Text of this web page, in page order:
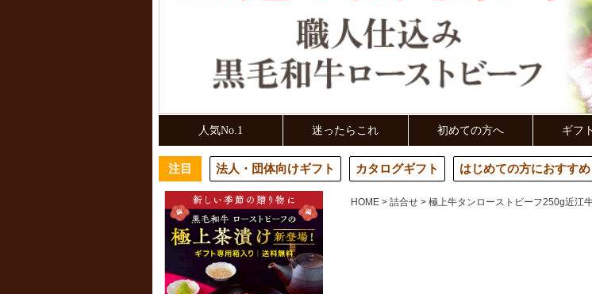
人気No.1 迷ったらこれ 初めての方へ ギフ
注目 法人・団体向けギフト カタログギフト はじめての方におすすめ
HOME 詰合せ 極上牛タンローストビーフ250g近江